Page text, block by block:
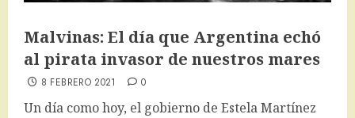
Malvinas: El día que Argentina echó
al pirata invasor de nuestros mares
8 FEBRERO 2021 0
Un día como hoy, el gobierno de Estela Martínez